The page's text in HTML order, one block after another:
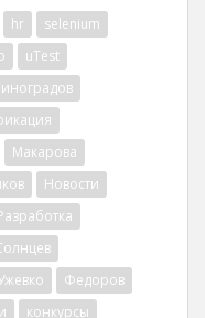
hr
selenium
uTest
Макарова
Новости
Федоров
конкурсы